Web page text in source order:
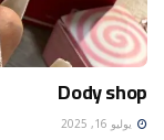
Dody shop
يوليو 16, 2025